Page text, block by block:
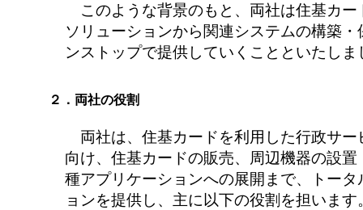
このような背景のもと、両社は住基カー
ソリューションから関連システムの構築・
ンストップで提供していくことといたしま
２．両社の役割
両社は、住基カードを利用した行政サー
向け、住基カードの販売、周辺機器の設置
種アプリケーションへの展開まで、トータ
ョンを提供し、主に以下の役割を担います